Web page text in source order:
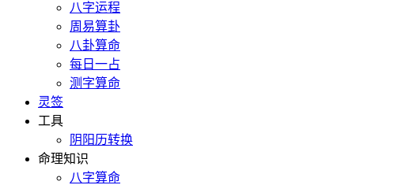
八字运程
周易算卦
八卦算命
每日一占
测字算命
灵签
工具
阴阳历转换
命理知识
八字算命